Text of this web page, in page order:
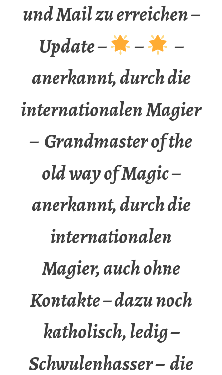
und Mail zu erreichen –
Update –
–
–
anerkannt, durch die
internationalen Magier
– Grandmaster of the
old way of Magic –
anerkannt, durch die
internationalen
Magier, auch ohne
Kontakte – dazu noch
katholisch, ledig –
Schwulenhasser – die